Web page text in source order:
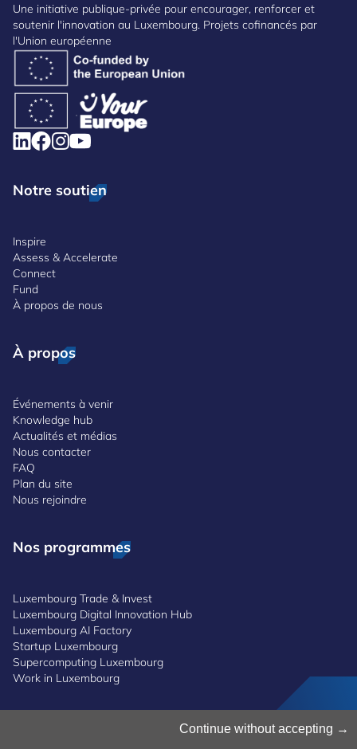
Une initiative publique-privée pour encourager, renforcer et
soutenir l'innovation au Luxembourg. Projets cofinancés par
l'Union européenne
Notre soutien
Inspire
Assess & Accelerate
Connect
Fund
À propos de nous
À propos
Événements à venir
Knowledge hub
Actualités et médias
Nous contacter
FAQ
Plan du site
Nous rejoindre
Nos programmes
Luxembourg Trade & Invest
Luxembourg Digital Innovation Hub
Luxembourg AI Factory
Startup Luxembourg
Supercomputing Luxembourg
Work in Luxembourg
Continue without accepting